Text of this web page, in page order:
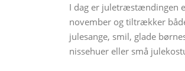
I dag er juletræstændingen
november og tiltrækker
julesange, smil, glade
nissehuer eller små